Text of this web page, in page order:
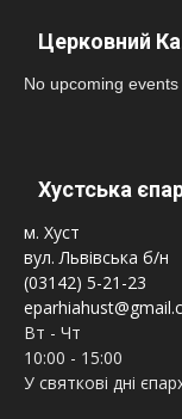
Церковний
No upcoming events
Хустська
м. Хуст
вул. Львівська б/н
(03142) 5-21-23
Вт - Чт
10:00 - 15:00
У святкові дні